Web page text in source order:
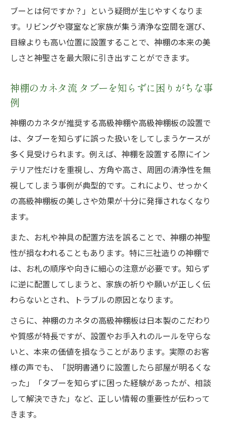
ブーとは何ですか？」という疑問が生じやすくなりま
す。リビングや寝室など家族が集う清浄な空間を選び、
目線よりも高い位置に設置することで、神棚の本来の美
しさと神聖さを最大限に引き出すことができます。
神棚のカネタ流 タブーを知らずに困りがちな事
例
神棚のカネタが推奨する高級神棚や高級神棚板の設置で
は、タブーを知らずに誤った扱いをしてしまうケースが
多く見受けられます。例えば、神棚を設置する際にイン
テリア性だけを重視し、方角や高さ、周囲の清浄性を無
視してしまう事例が典型的です。これにより、せっかく
の高級神棚板の美しさや効果が十分に発揮されなくなり
ます。
また、お札や神具の配置方法を誤ることで、神棚の神聖
性が損なわれることもあります。特に三社造りの神棚で
は、お札の順序や向きに細心の注意が必要です。知らず
に逆に配置してしまうと、家族の祈りや願いが正しく伝
わらないとされ、トラブルの原因となります。
さらに、神棚のカネタの高級神棚板は日本製のこだわり
や質感が特長ですが、設置やお手入れのルールを守らな
いと、本来の価値を損なうことがあります。実際のお客
様の声でも、「説明書通りに設置したら部屋が明るくな
った」「タブーを知らずに困った経験があったが、相談
して解決できた」など、正しい情報の重要性が伝わって
きます。